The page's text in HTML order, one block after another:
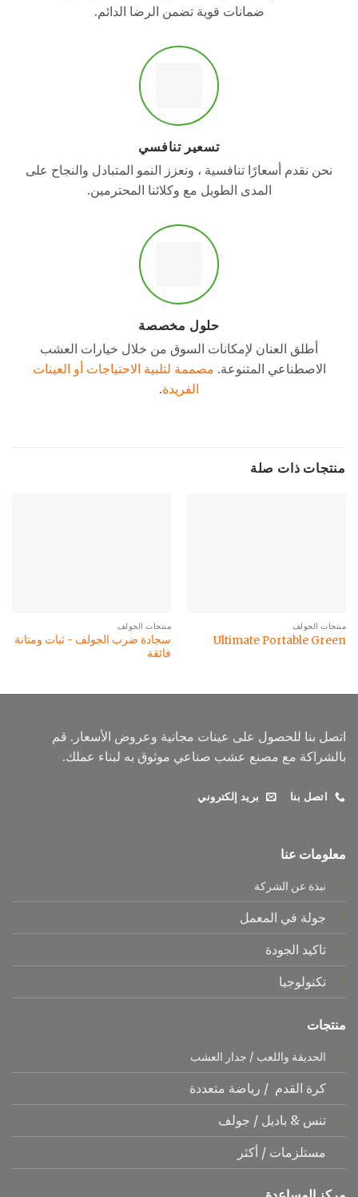
ضمانات قوية تضمن الرضا الدائم.
تسعير تنافسي
نحن نقدم أسعارًا تنافسية ، ونعزز النمو المتبادل والنجاح على
المدى الطويل مع وكلائنا المحترمين.
حلول مخصصة
أطلق العنان لإمكانات السوق من خلال خيارات العشب
الاصطناعي المتنوعة. مصممة لتلبية الاحتياجات أو العينات
الفريدة.
منتجات ذات صلة
منتجات الجولف
Ultimate Portable Green
منتجات الجولف
سجادة ضرب الجولف - ثبات ومتانة
فائقة
اتصل بنا للحصول على عينات مجانية وعروض الأسعار. قم
بالشراكة مع مصنع عشب صناعي موثوق به لبناء عملك.
اتصل بنا بريد إلكتروني
معلومات عنا
نبذة عن الشركة
جولة في المعمل
تاكيد الجودة
تكنولوجيا
منتجات
الحديقة واللعب / جدار العشب
كرة القدم / رياضة متعددة
تنس & باديل / جولف
مستلزمات / أكثر